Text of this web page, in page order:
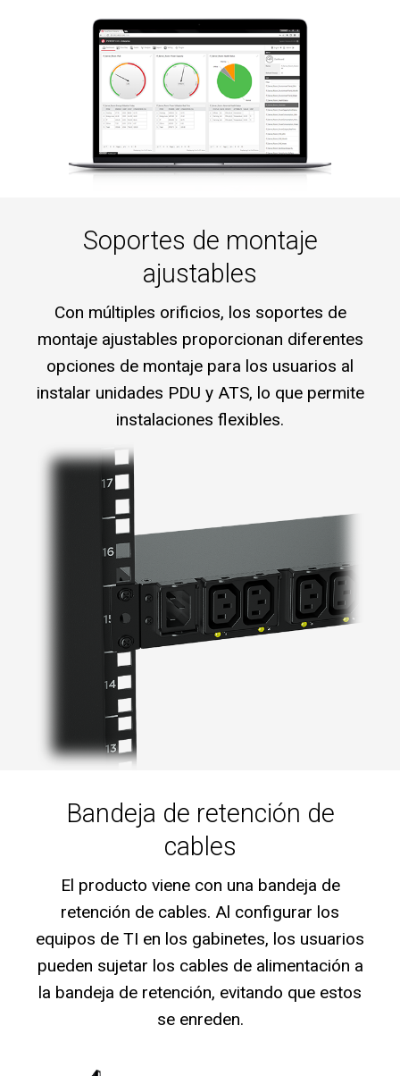
Soportes de montaje
ajustables
Con múltiples orificios, los soportes de
montaje ajustables proporcionan diferentes
opciones de montaje para los usuarios al
instalar unidades PDU y ATS, lo que permite
instalaciones flexibles.
Bandeja de retención de
cables
El producto viene con una bandeja de
retención de cables. Al configurar los
equipos de TI en los gabinetes, los usuarios
pueden sujetar los cables de alimentación a
la bandeja de retención, evitando que estos
se enreden.